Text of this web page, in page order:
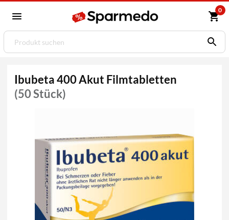
0
Ibubeta 400 Akut Filmtabletten
(50 Stück)